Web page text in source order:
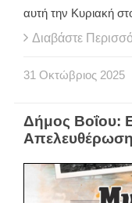
αυτή την Κυριακή
Διαβάστε
31 Οκτώβριος 2025
Δήμος Βοΐου: